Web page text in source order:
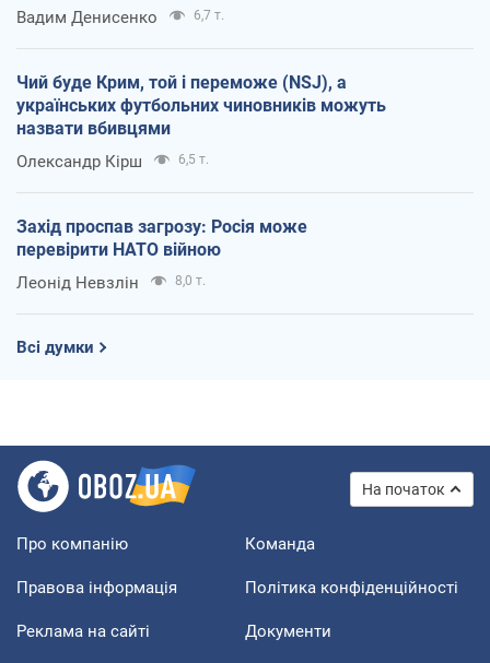
Вадим Денисенко 6,7 т.
Чий буде Крим, той і переможе (NSJ), а
українських футбольних чиновників можуть
назвати вбивцями
Олександр Кірш 6,5 т.
Захід проспав загрозу: Росія може
перевірити НАТО війною
Леонід Невзлін 8,0 т.
Всі думки
На початок
Про компанію Команда
Правова інформація Політика конфіденційності
Реклама на сайті Документи